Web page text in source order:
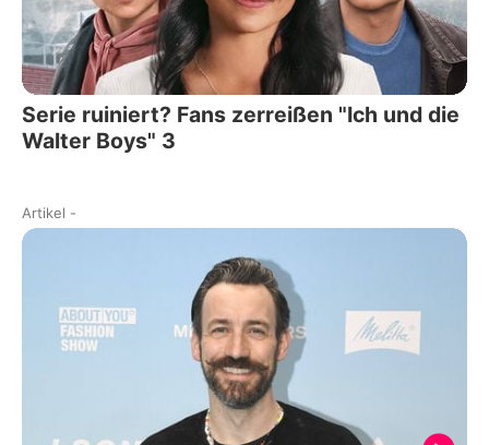
Serie ruiniert? Fans zerreißen "Ich und die
Walter Boys" 3
Artikel -